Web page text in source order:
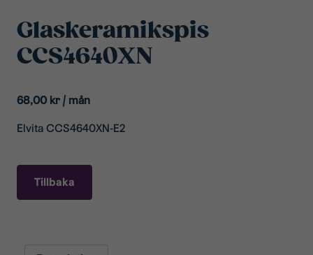
Glaskeramikspis
CCS4640XN
68,00 kr / mån
Elvita CCS4640XN-E2
Tillbaka